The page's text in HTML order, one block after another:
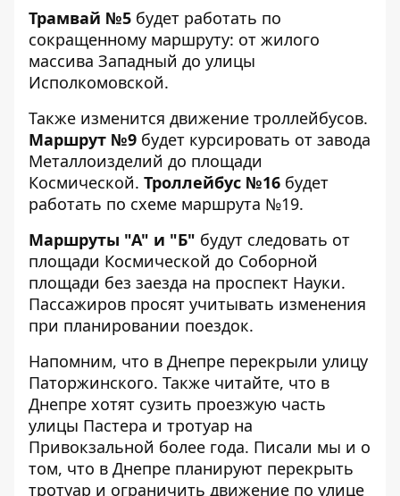
Трамвай №5 будет работать по
сокращенному маршруту: от жилого
массива Западный до улицы
Исполкомовской.
Также изменится движение троллейбусов.
Маршрут №9 будет курсировать от завода
Металлоизделий до площади
Космической. Троллейбус №16 будет
работать по схеме маршрута №19.
Маршруты "А" и "Б" будут следовать от
площади Космической до Соборной
площади без заезда на проспект Науки.
Пассажиров просят учитывать изменения
при планировании поездок.
Напомним, что в Днепре перекрыли улицу
Паторжинского. Также читайте, что в
Днепре хотят сузить проезжую часть
улицы Пастера и тротуар на
Привокзальной более года. Писали мы и о
том, что в Днепре планируют перекрыть
тротуар и ограничить движение по улице